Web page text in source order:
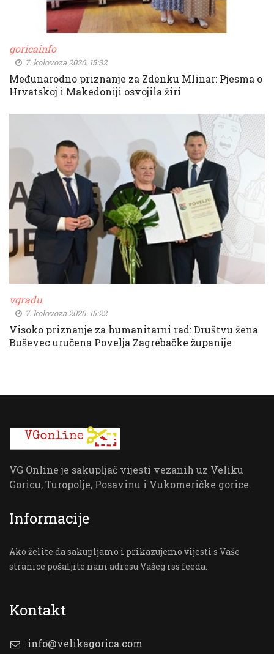
goricainfo
7. kolovoza 2026. 15:32
Međunarodno priznanje za Zdenku Mlinar: Pjesma o
Hrvatskoj i Makedoniji osvojila žiri
vgradu
7. kolovoza 2026. 15:22
Visoko priznanje za humanitarni rad: Društvu žena
Buševec uručena Povelja Zagrebačke županije
VG Online je sakupljač vijesti vezanih uz Veliku
Goricu, Turopolje, Posavinu i Vukomeričke gorice.
Informacije
Ako želite da sakupljamo i prikazujemo vijesti s Vaše
stranice pošaljite nam adresu Vašeg rss feeda.
Kontakt
info@velikagorica.com